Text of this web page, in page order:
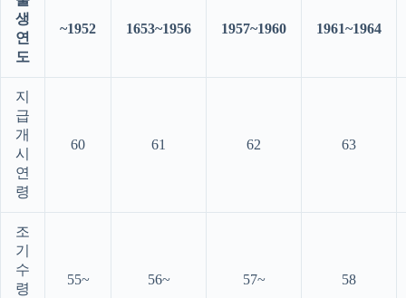
생
연
도
~1952 1653~1956 1957~1960 1961~1964
지
급
개
시
연
령
60 61 62 63
조
기
수
령
55~ 56~ 57~ 58